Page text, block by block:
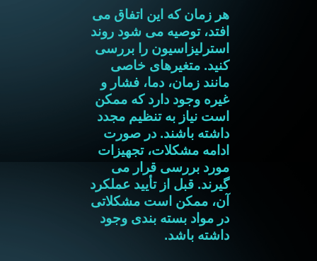
هر زمان که این اتفاق می
افتد، توصیه می شود روند
استرلیزاسیون را بررسی
کنید. متغیرهای خاصی
مانند زمان، دما، فشار و
غیره وجود دارد که ممکن
است نیاز به تنظیم مجدد
داشته باشند. در صورت
ادامه مشکلات، تجهیزات
مورد بررسی قرار می
گیرند. قبل از تأیید عملکرد
آن، ممکن است مشکلاتی
در مواد بسته بندی وجود
داشته باشد.